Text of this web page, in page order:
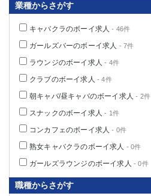
業種からさがす
キャバクラのボーイ求人 - 46件
ガールズバーのボーイ求人 - 7件
ラウンジのボーイ求人 - 4件
クラブのボーイ求人 - 4件
朝キャバ/昼キャバのボーイ求人 - 2件
スナックのボーイ求人 - 1件
コンカフェのボーイ求人 - 0件
熟女キャバクラのボーイ求人 - 0件
ガールズラウンジのボーイ求人 - 0件
職種からさがす